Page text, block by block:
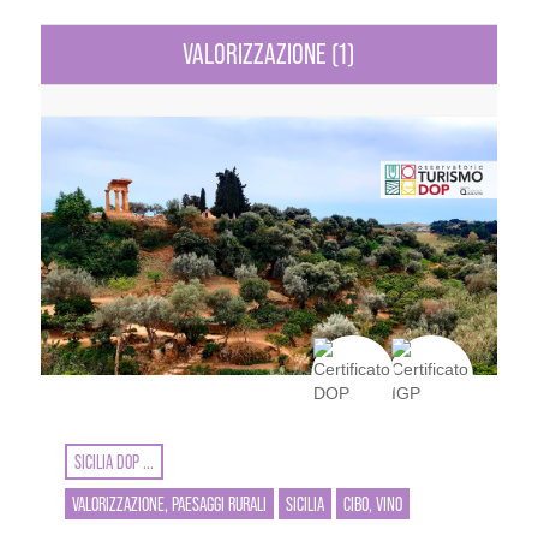
VALORIZZAZIONE (1)
SICILIA DOP ...
VALORIZZAZIONE, PAESAGGI RURALI
SICILIA CIBO, VINO